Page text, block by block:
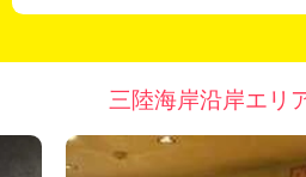
三陸海岸沿岸エリ